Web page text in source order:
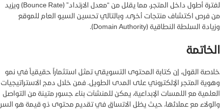
لفترة أطول داخل المتجر، مما يقلل من “معدل الارتداد” (Bounce Rate) ويزيد
من فرص اكتشاف منتجات أخرى، وبالتالي تحسين السيو العام للموقع
وزيادة السلطة النطاقية (Domain Authority).
الخاتمة
خلاصة القول، إن كتابة المحتوى التسويقي تمثل استثماراً حقيقياً في نمو
وهوية المتجر الإلكتروني على المدى الطويل. فمن خلال دمج الاستراتيجيات
العلمية مع اللمسات الإبداعية، يمكن للمنشآت بناء جسور متينة من التواصل
والولاء مع عملائها، حيث يظل الاتساق في تقديم محتوى ذو قيمة هو السر